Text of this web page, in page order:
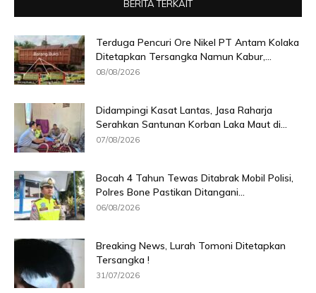
BERITA TERKAIT
Terduga Pencuri Ore Nikel PT Antam Kolaka
Ditetapkan Tersangka Namun Kabur,...
08/08/2026
Didampingi Kasat Lantas, Jasa Raharja
Serahkan Santunan Korban Laka Maut di...
07/08/2026
Bocah 4 Tahun Tewas Ditabrak Mobil Polisi,
Polres Bone Pastikan Ditangani...
06/08/2026
Breaking News, Lurah Tomoni Ditetapkan
Tersangka !
31/07/2026